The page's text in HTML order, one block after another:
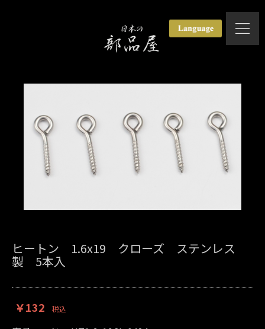
ヒートン 1.6x19 クローズ ステンレス
製 5本入
￥132 税込